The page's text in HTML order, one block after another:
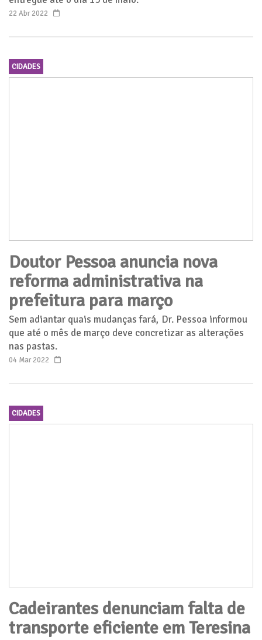
22 Abr 2022
CIDADES
Doutor Pessoa anuncia nova
reforma administrativa na
prefeitura para março
Sem adiantar quais mudanças fará, Dr. Pessoa informou
que até o mês de março deve concretizar as alterações
nas pastas.
04 Mar 2022
CIDADES
Cadeirantes denunciam falta de
transporte eficiente em Teresina